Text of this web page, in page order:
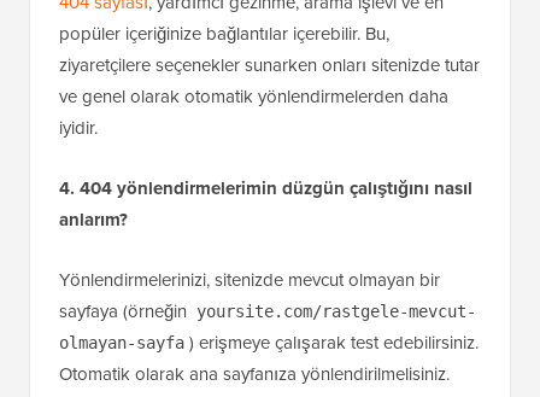
miyim?
Evet, ve bu genellikle daha iyi bir yaklaşımdır. Özel bir
404 sayfası, yardımcı gezinme, arama işlevi ve en
popüler içeriğinize bağlantılar içerebilir. Bu,
ve genel olarak otomatik yönlendirmelerden daha
iyidir.
4. 404 yönlendirmelerimin düzgün çalıştığını nasıl
anlarım?
Yönlendirmelerinizi, sitenizde mevcut olmayan bir